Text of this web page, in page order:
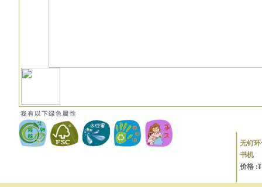
无钉
书机
价格